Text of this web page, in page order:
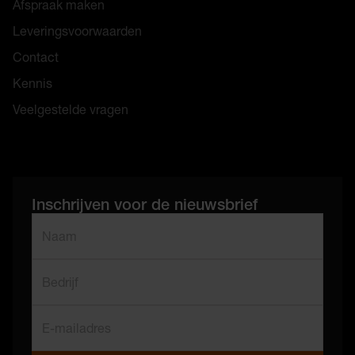
Afspraak maken
Leveringsvoorwaarden
Contact
Kennis
Veelgestelde vragen
Inschrijven voor de nieuwsbrief